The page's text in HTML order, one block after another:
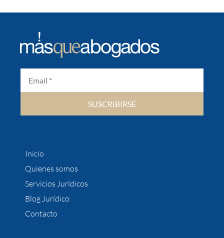
SUSCRIBIRSE
Inicio
Quienes somos
Servicios Jurídicos
Blog Jurídico
Contacto